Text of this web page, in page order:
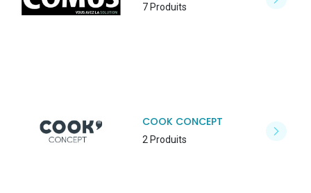
7 Produits
COOK CONCEPT
2 Produits